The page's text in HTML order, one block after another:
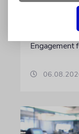
Der
Verbindung
Engagement